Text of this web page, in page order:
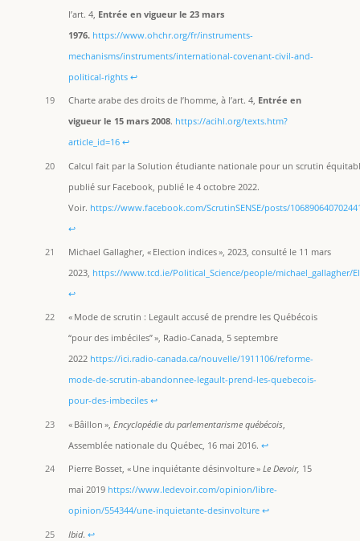
l’art. 4, Entrée en vigueur le 23 mars
1976. https://www.ohchr.org/fr/instruments-
mechanisms/instruments/international-covenant-civil-and-
political-rights ↩︎
19
Charte arabe des droits de l’homme, à l’art. 4, Entrée en
vigueur le 15 mars 2008. https://acihl.org/texts.htm?
article_id=16 ↩︎
20
Calcul fait par la Solution étudiante nationale pour un scrutin
publié sur Facebook, publié le 4 octobre 2022.
Voir. https://www.facebook.com/ScrutinSENSE/posts/
↩︎
21
Michael Gallagher, « Election indices », 2023, consulté le 11 mars
2023, https://www.tcd.ie/Political_Science/people/michael_gallagher/
↩︎
22
« Mode de scrutin : Legault accusé de prendre les Québécois
“pour des imbéciles” », Radio-Canada, 5 septembre
2022 https://ici.radio-canada.ca/nouvelle/1911106/reforme-
mode-de-scrutin-abandonnee-legault-prend-les-quebecois-
pour-des-imbeciles ↩︎
23
« Bâillon », Encyclopédie du parlementarisme québécois,
Assemblée nationale du Québec, 16 mai 2016. ↩︎
24
Pierre Bosset, « Une inquiétante désinvolture » Le Devoir, 15
mai 2019 https://www.ledevoir.com/opinion/libre-
opinion/554344/une-inquietante-desinvolture ↩︎
25
Ibid. ↩︎